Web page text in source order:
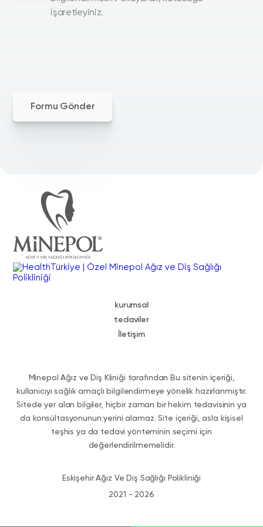
işaretleyiniz.
Formu Gönder
kurumsal
tedaviler
İletişim
Minepol Ağız ve Diş Kliniği tarafından Bu sitenin içeriği,
kullanıcıyı sağlık amaçlı bilgilendirmeye yönelik hazırlanmıştır.
Sitede yer alan bilgiler, hiçbir zaman bir hekim tedavisinin ya
da konsültasyonunun yerini alamaz. Site içeriği, asla kişisel
teşhis ya da tedavi yönteminin seçimi için
değerlendirilmemelidir.
Eskişehir Ağız Ve Diş Sağlığı Polikliniği
2021 - 2026